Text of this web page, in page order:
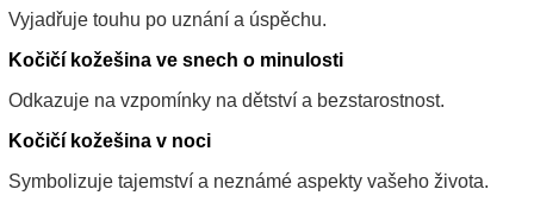
Vyjadřuje touhu po uznání a úspěchu.
Kočičí kožešina ve snech o minulosti
Odkazuje na vzpomínky na dětství a bezstarostnost.
Kočičí kožešina v noci
Symbolizuje tajemství a neznámé aspekty vašeho života.